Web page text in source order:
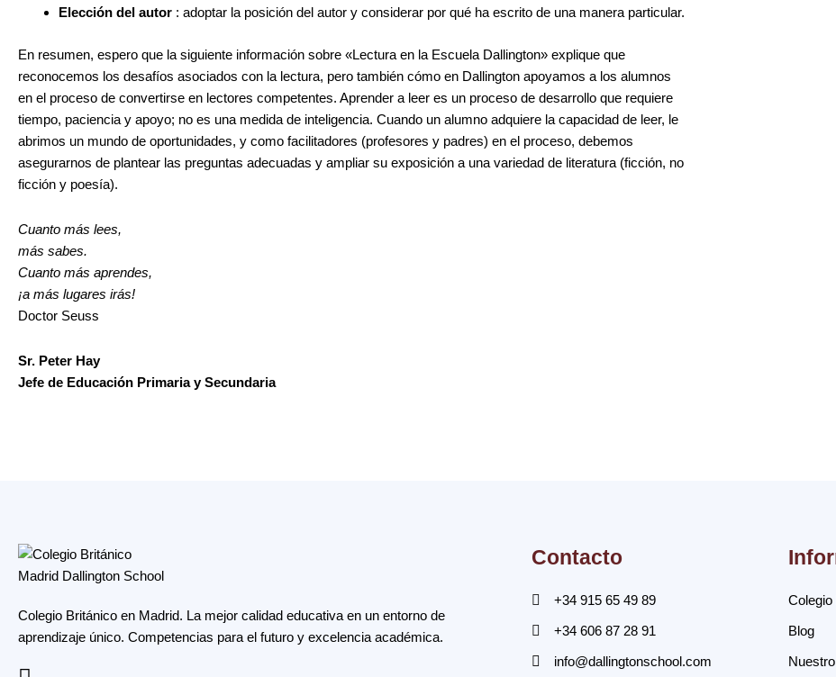
Elección del autor : adoptar la posición del autor y considerar por qué ha escrito de una manera particular.
En resumen, espero que la siguiente información sobre «Lectura en la Escuela Dallington» explique que
reconocemos los desafíos asociados con la lectura, pero también cómo en Dallington apoyamos a los alumnos
en el proceso de convertirse en lectores competentes. Aprender a leer es un proceso de desarrollo que requiere
tiempo, paciencia y apoyo; no es una medida de inteligencia. Cuando un alumno adquiere la capacidad de leer, le
abrimos un mundo de oportunidades, y como facilitadores (profesores y padres) en el proceso, debemos
asegurarnos de plantear las preguntas adecuadas y ampliar su exposición a una variedad de literatura (ficción, no
ficción y poesía).
Cuanto más lees,
más sabes.
Cuanto más aprendes,
¡a más lugares irás!
Doctor Seuss
Sr. Peter Hay
Jefe de Educación Primaria y Secundaria
Colegio Británico en Madrid. La mejor calidad educativa en un entorno de
aprendizaje único. Competencias para el futuro y excelencia académica.
Contacto
+34 915 65 49 89
+34 606 87 28 91
info@dallingtonschool.com
Colegio
Blog